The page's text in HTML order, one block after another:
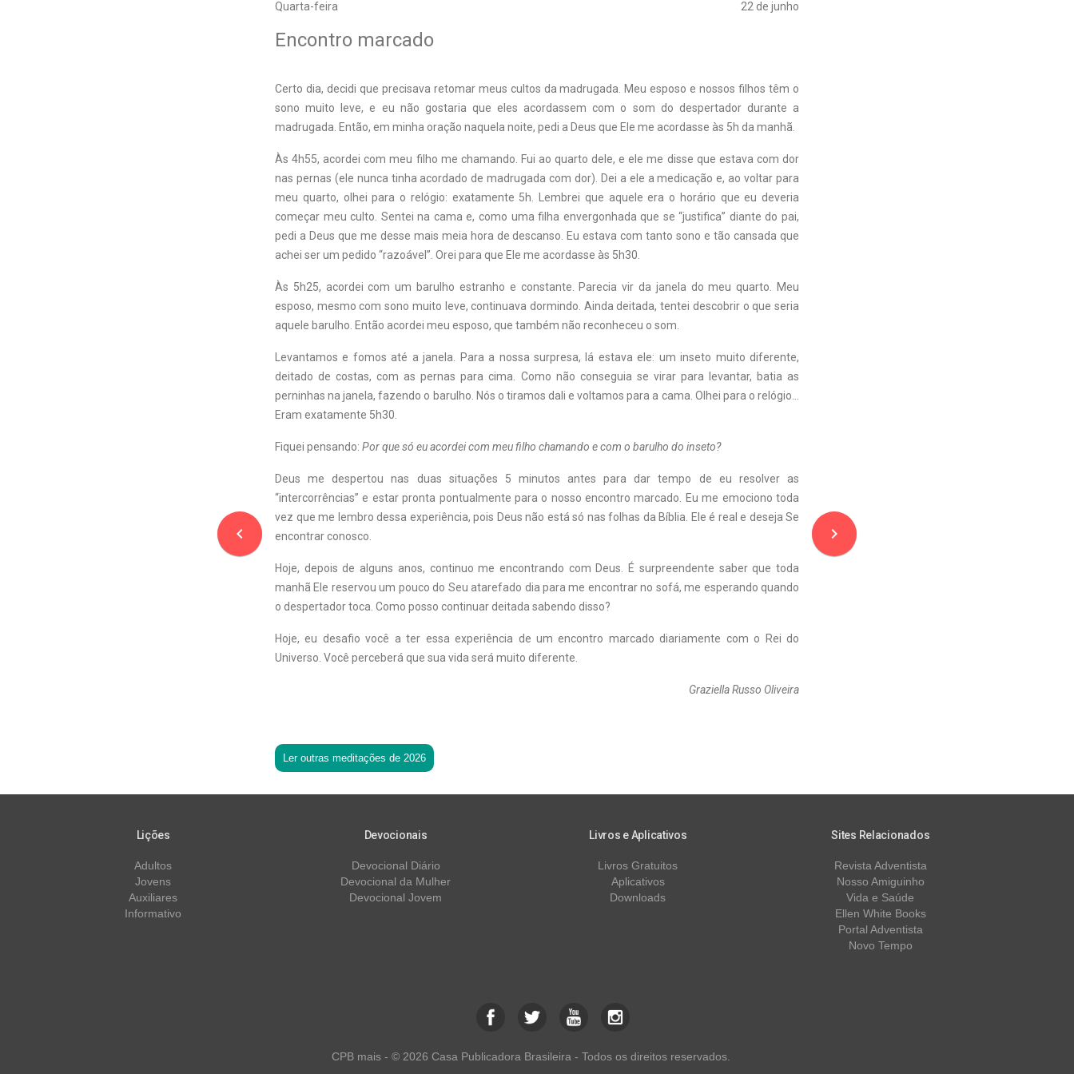
Quarta-feira 22 de junho
navigate_before
Encontro marcado
Certo dia, decidi que precisava retomar meus cultos da madrugada. Meu esposo e nossos filhos têm o
sono muito leve, e eu não gostaria que eles acordassem com o som do despertador durante a
madrugada. Então, em minha oração naquela noite, pedi a Deus que Ele me acordasse às 5h da manhã.
Às 4h55, acordei com meu filho me chamando. Fui ao quarto dele, e ele me disse que estava com dor
nas pernas (ele nunca tinha acordado de madrugada com dor). Dei a ele a medicação e, ao voltar para
meu quarto, olhei para o relógio: exatamente 5h. Lembrei que aquele era o horário que eu deveria
começar meu culto. Sentei na cama e, como uma filha envergonhada que se “justifica” diante do pai,
pedi a Deus que me desse mais meia hora de descanso. Eu estava com tanto sono e tão cansada que
achei ser um pedido “razoável”. Orei para que Ele me acordasse às 5h30.
Às 5h25, acordei com um barulho estranho e constante. Parecia vir da janela do meu quarto. Meu
esposo, mesmo com sono muito leve, continuava dormindo. Ainda deitada, tentei descobrir o que seria
aquele barulho. Então acordei meu esposo, que também não reconheceu o som.
Levantamos e fomos até a janela. Para a nossa surpresa, lá estava ele: um inseto muito diferente,
deitado de costas, com as pernas para cima. Como não conseguia se virar para levantar, batia as
perninhas na janela, fazendo o barulho. Nós o tiramos dali e voltamos para a cama. Olhei para o relógio…
Eram exatamente 5h30.
Fiquei pensando: Por que só eu acordei com meu filho chamando e com o barulho do inseto?
Deus me despertou nas duas situações 5 minutos antes para dar tempo de eu resolver as
“intercorrências” e estar pronta pontualmente para o nosso encontro marcado. Eu me emociono toda
vez que me lembro dessa experiência, pois Deus não está só nas folhas da Bíblia. Ele é real e deseja Se
encontrar conosco.
Hoje, depois de alguns anos, continuo me encontrando com Deus. É surpreendente saber que toda
manhã Ele reservou um pouco do Seu atarefado dia para me encontrar no sofá, me esperando quando
o despertador toca. Como posso continuar deitada sabendo disso?
Hoje, eu desafio você a ter essa experiência de um encontro marcado diariamente com o Rei do
Universo. Você perceberá que sua vida será muito diferente.
Graziella Russo Oliveira
Ler outras meditações de 2026
navigate_next
Lições
Adultos
Jovens
Auxiliares
Informativo
Devocionais
Devocional Diário
Devocional da Mulher
Devocional Jovem
Livros e Aplicativos
Livros Gratuitos
Aplicativos
Downloads
Sites Relacionados
Revista Adventista
Nosso Amiguinho
Vida e Saúde
Ellen White Books
Portal Adventista
Novo Tempo
CPB mais - © 2026 Casa Publicadora Brasileira - Todos os direitos reservados.